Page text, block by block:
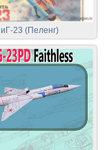
23 (Пеленг)